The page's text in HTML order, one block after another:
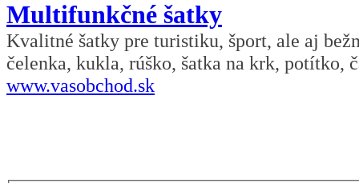
Multifunkčné šatky
Kvalitné šatky pre turistiku, šport, ale aj
čelenka, kukla, rúško, šatka na krk, potítko,
www.vasobchod.sk